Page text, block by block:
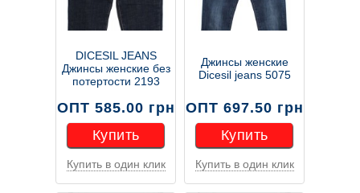
DICESIL JEANS
Джинсы женские без
потертости 2193
ОПТ 585.00 грн
Купить
Купить
Купить в один клик
Джинсы женские
Dicesil jeans 5075
ОПТ 697.50 грн
Купить
Купить
Купить в один клик